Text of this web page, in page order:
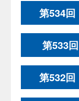
第534回
第533
第532回